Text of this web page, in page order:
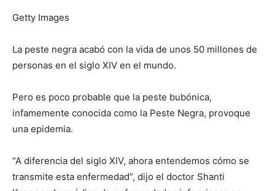
Getty Images
La peste negra acabó con la vida de unos 50 millones de
personas en el siglo XIV en el mundo.
Pero es poco probable que la peste bubónica,
infamemente conocida como la Peste Negra, provoque
una epidemia.
“A diferencia del siglo XIV, ahora entendemos cómo se
transmite esta enfermedad”, dijo el doctor Shanti